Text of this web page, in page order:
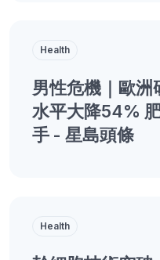
Health
男性危機｜歐
水平大降54%
手 - 星島頭條
Health